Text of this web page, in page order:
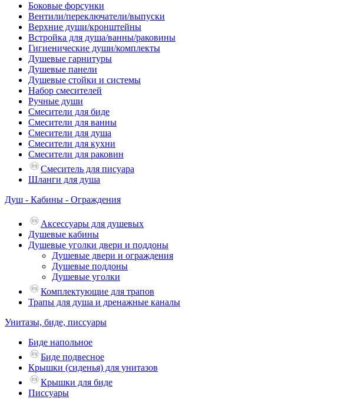
Боковые форсунки
Вентили/переключатели/выпуски
Верхние души/кронштейны
Встройка для душа/ванны/раковины
Гигиенические души/комплекты
Душевые гарнитуры
Душевые панели
Душевые стойки и системы
Набор смесителей
Ручные души
Смесители для биде
Смесители для ванны
Смесители для душа
Смесители для кухни
Смесители для раковин
Смеситель для писуара
Шланги для душа
Душ - Кабины - Ограждения
Аксессуары для душевых
Душевые кабины
Душевые уголки двери и поддоны
Душевые двери и ограждения
Душевые поддоны
Душевые уголки
Комплектующие для трапов
Трапы для душа и дренажные каналы
Унитазы, биде, писсуары
Биде напольное
Биде подвесное
Крышки (сиденья) для унитазов
Крышки для биде
Писсуары